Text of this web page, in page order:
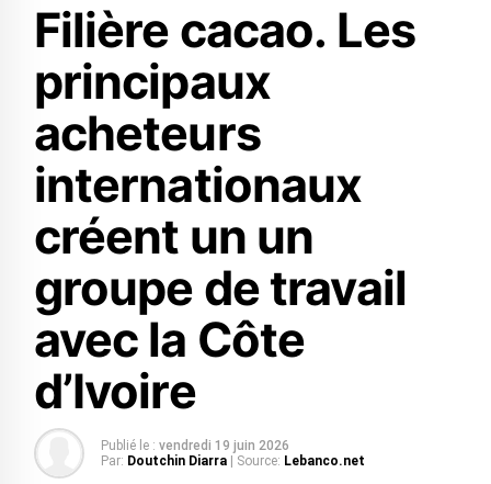
Filière cacao. Les
principaux
acheteurs
internationaux
créent un un
groupe de travail
avec la Côte
d’Ivoire
Publié le : vendredi 19 juin 2026
Par: Doutchin Diarra | Source: Lebanco.net